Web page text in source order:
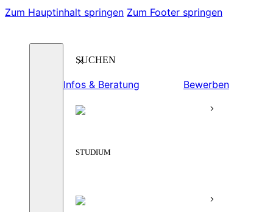
Zum Hauptinhalt springen Zum Footer springen
Suchen
Infos & Beratung
Bewerben
STUDIUM